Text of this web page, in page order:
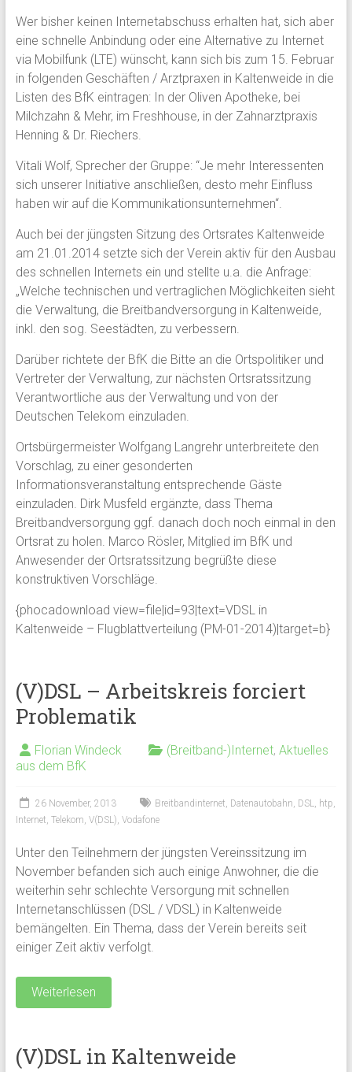
Wer bisher keinen Internetabschuss erhalten hat, sich aber
eine schnelle Anbindung oder eine Alternative zu Internet
via Mobilfunk (LTE) wünscht, kann sich bis zum 15. Februar
in folgenden Geschäften / Arztpraxen in Kaltenweide in die
Listen des BfK eintragen: In der Oliven Apotheke, bei
Milchzahn & Mehr, im Freshhouse, in der Zahnarztpraxis
Henning & Dr. Riechers.
Vitali Wolf, Sprecher der Gruppe: “Je mehr Interessenten
sich unserer Initiative anschließen, desto mehr Einfluss
haben wir auf die Kommunikationsunternehmen“.
Auch bei der jüngsten Sitzung des Ortsrates Kaltenweide
am 21.01.2014 setzte sich der Verein aktiv für den Ausbau
des schnellen Internets ein und stellte u.a. die Anfrage:
„Welche technischen und vertraglichen Möglichkeiten sieht
die Verwaltung, die Breitbandversorgung in Kaltenweide,
inkl. den sog. Seestädten, zu verbessern.
Darüber richtete der BfK die Bitte an die Ortspolitiker und
Vertreter der Verwaltung, zur nächsten Ortsratssitzung
Verantwortliche aus der Verwaltung und von der
Deutschen Telekom einzuladen.
Ortsbürgermeister Wolfgang Langrehr unterbreitete den
Vorschlag, zu einer gesonderten
Informationsveranstaltung entsprechende Gäste
einzuladen. Dirk Musfeld ergänzte, dass Thema
Breitbandversorgung ggf. danach doch noch einmal in den
Ortsrat zu holen. Marco Rösler, Mitglied im BfK und
Anwesender der Ortsratssitzung begrüßte diese
konstruktiven Vorschläge.
{phocadownload view=file|id=93|text=VDSL in
Kaltenweide – Flugblattverteilung (PM-01-2014)|target=b}
(V)DSL – Arbeitskreis forciert
Problematik
Florian Windeck (Breitband-)Internet, Aktuelles
aus dem BfK
26 November, 2013 Breitbandinternet, Datenautobahn, DSL, htp,
Internet, Telekom, V(DSL), Vodafone
Unter den Teilnehmern der jüngsten Vereinssitzung im
November befanden sich auch einige Anwohner, die die
weiterhin sehr schlechte Versorgung mit schnellen
Internetanschlüssen (DSL / VDSL) in Kaltenweide
bemängelten. Ein Thema, dass der Verein bereits seit
einiger Zeit aktiv verfolgt.
Weiterlesen
(V)DSL in Kaltenweide